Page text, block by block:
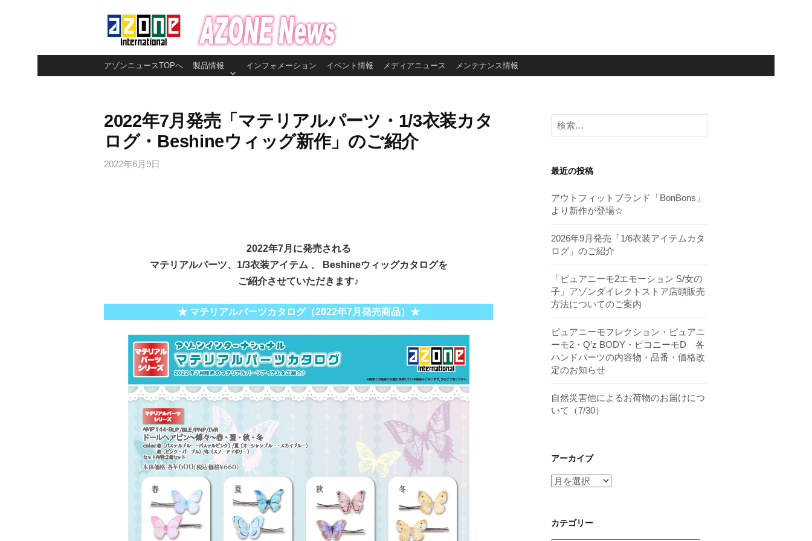
ン
アゾンニュースTOPへ 製品情報 インフォメーション イベント情報 メディアニュース メンテナンス情報
2022年7月発売「マテリアルパーツ・1/3衣装カタ
ログ・Beshineウィッグ新作」のご紹介
2022年6月9日
2022年7月に発売される
マテリアルパーツ、1/3衣装アイテム 、 Beshineウィッグカタログを
ご紹介させていただきます♪
★ マテリアルパーツカタログ（2022年7月発売商品）★
検
索:
最近の投稿
アウトフィットブランド「BonBons」
より新作が登場☆
2026年9月発売「1/6衣装アイテムカタ
ログ」のご紹介
「ピュアニーモ2エモーション S/女の
子」アゾンダイレクトストア店頭販売
方法についてのご案内
ピュアニーモフレクション・ピュアニ
ーモ2・Q’z BODY・ピコニーモD 各
ハンドパーツの内容物・品番・価格改
定のお知らせ
自然災害他によるお荷物のお届けにつ
いて（7/30）
アーカイブ
ア
イ
ブ
カテゴリー